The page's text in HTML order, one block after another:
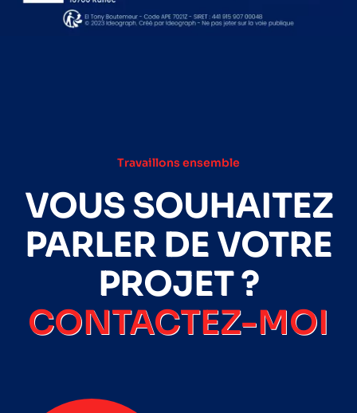
Travaillons ensemble
VOUS SOUHAITEZ
PARLER DE VOTRE
PROJET ?
CONTACTEZ-MOI